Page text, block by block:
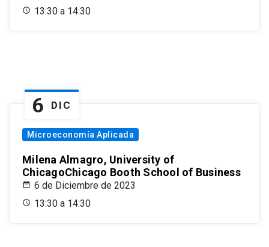
13:30 a 14:30
6 DIC
Microeconomía Aplicada
Milena Almagro, University of
ChicagoChicago Booth School of Business
6 de Diciembre de 2023
13:30 a 14:30